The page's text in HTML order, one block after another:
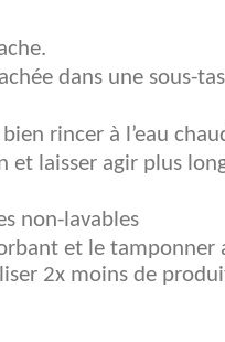
dans une sous-
rincer à l’eau
et laisser agir plus
non-lavables
et le
2x moins de